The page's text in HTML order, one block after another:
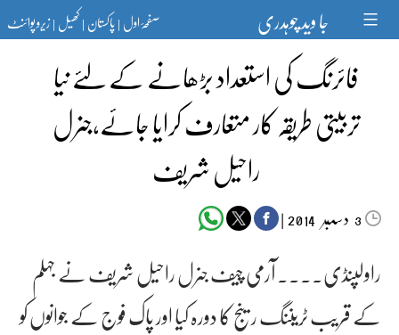
content جا وید چوہدری صفحۂ اول|پاکستان|کھیل|زیرو پوائنٹ
فائرنگ کی استعداد بڑھانے کے لئے نیا
تربیتی طریقہ کار متعارف کرایا جائے،جنرل
راحیل شریف
3دسمبر‬‮ |
راولپنڈی۔۔۔۔ آرمی چیف جنرل راحیل شریف نے جہلم
کے قریب ٹریننگ رینج کا دورہ کیا اور پاک فوج کے جوانوں کو